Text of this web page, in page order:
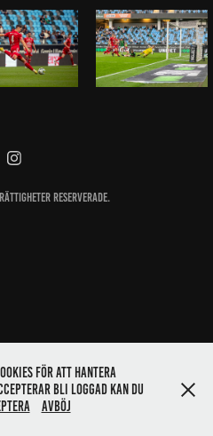
reserverade.
för att hantera
bli loggad kan du
Avböj